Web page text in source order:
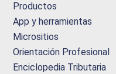
Productos
App y herramientas
Micrositios
Orientación Profesional
Enciclopedia Tributaria